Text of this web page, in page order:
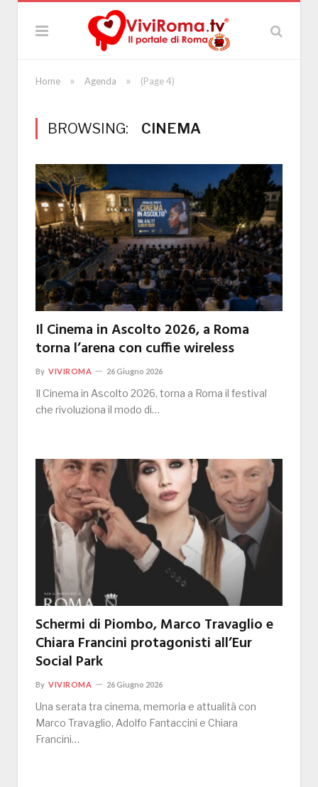
Home » Agenda » (Page 4)
BROWSING: CINEMA
Il Cinema in Ascolto 2026, a Roma
torna l’arena con cuffie wireless
By VIVIROMA 26 Giugno 2026
Il Cinema in Ascolto 2026, torna a Roma il festival
che rivoluziona il modo di…
Schermi di Piombo, Marco Travaglio e
Chiara Francini protagonisti all’Eur
Social Park
By VIVIROMA 26 Giugno 2026
Una serata tra cinema, memoria e attualità con
Marco Travaglio, Adolfo Fantaccini e Chiara
Francini…